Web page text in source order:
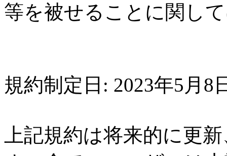
等を被せることに関し
規約制定日: 2023年5月
上記規約は将来的に更